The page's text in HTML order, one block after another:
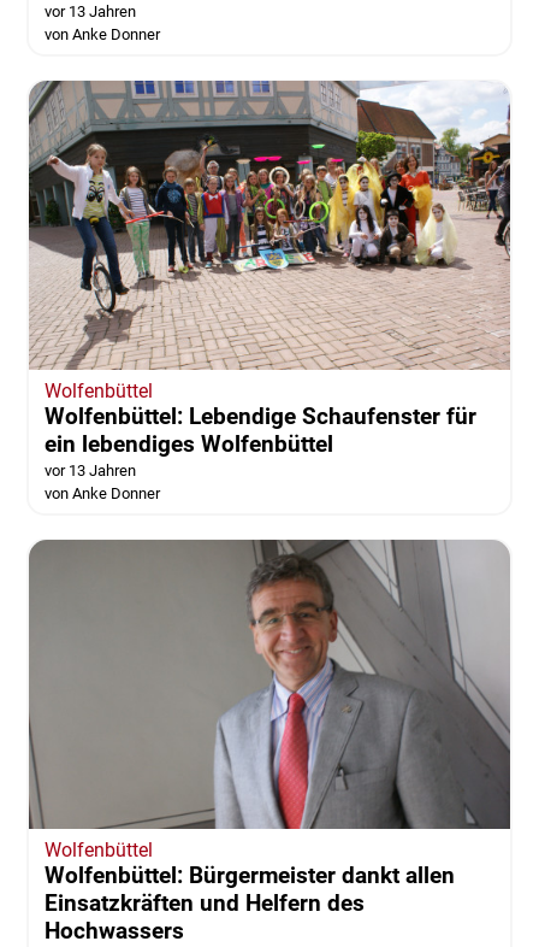
vor 13 Jahren
von Anke Donner
Wolfenbüttel
Wolfenbüttel: Lebendige Schaufenster für
ein lebendiges Wolfenbüttel
vor 13 Jahren
von Anke Donner
Wolfenbüttel
Wolfenbüttel: Bürgermeister dankt allen
Einsatzkräften und Helfern des
Hochwassers